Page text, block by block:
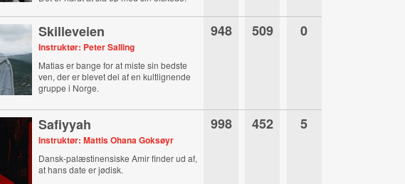
Skilleveien
Instruktør: Peter Salling
Matias er bange for at miste sin bedste
ven, der er blevet del af en kultlignende
gruppe i Norge.
948 509 0
Safiyyah
Instruktør: Mattis Ohana Goksøyr
Dansk-palæstinensiske Amir finder ud af,
at hans date er jødisk.
998 452 5